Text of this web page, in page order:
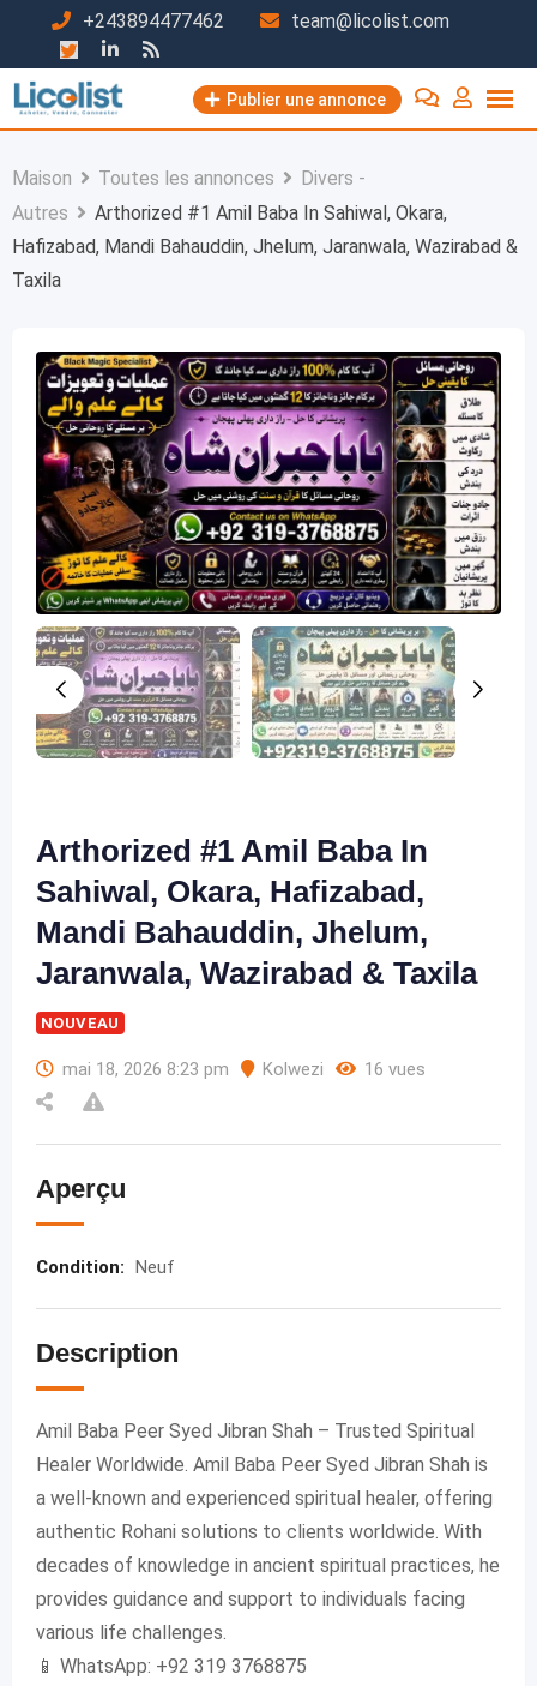
contenu
+243894477462 team@licolist.com
Publier une annonce
Maison Toutes les annonces
Divers -
Autres
Arthorized #1 Amil Baba In Sahiwal, Okara,
Hafizabad, Mandi Bahauddin, Jhelum, Jaranwala, Wazirabad &
Taxila
Arthorized #1 Amil Baba In
Sahiwal, Okara, Hafizabad,
Mandi Bahauddin, Jhelum,
Jaranwala, Wazirabad & Taxila
NOUVEAU
mai 18, 2026 8:23 pm Kolwezi 16 vues
Aperçu
Condition: Neuf
Description
Amil Baba Peer Syed Jibran Shah – Trusted Spiritual
Healer Worldwide. Amil Baba Peer Syed Jibran Shah is
a well-known and experienced spiritual healer, offering
authentic Rohani solutions to clients worldwide. With
decades of knowledge in ancient spiritual practices, he
provides guidance and support to individuals facing
various life challenges.
📱 WhatsApp: +92 319 3768875